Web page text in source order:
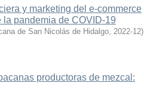
y marketing del e-commerce
pandemia de COVID-19
de San Nicolás de Hidalgo, 2022-12)
productoras de mezcal: